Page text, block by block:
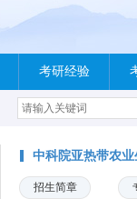
考研经验
中科院亚热带农
招生简章